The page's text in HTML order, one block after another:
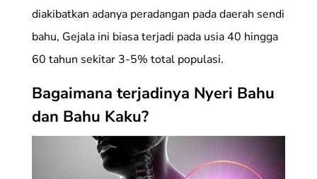
diakibatkan adanya peradangan pada daerah sendi
bahu, Gejala ini biasa terjadi pada usia 40 hingga
60 tahun sekitar 3-5% total populasi.
Bagaimana terjadinya Nyeri Bahu
dan Bahu Kaku?